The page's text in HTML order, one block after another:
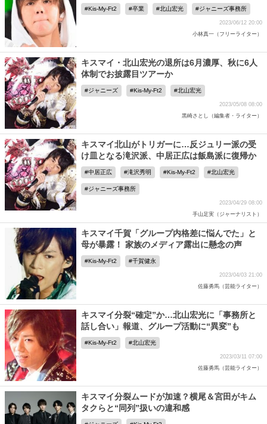
Kis-My-Ft2 卒業 北山宏光 ジャニーズ事務所
2023/06/12 20:00
小林真一（フリーライター）
キスマイ・北山宏光の退所は6月濃厚、秋に6人
体制でお披露目ツアーか
ジャニーズ Kis-My-Ft2 北山宏光
2023/05/08 08:00
黒崎さとし（編集者・ライター）
キスマイ北山がトリガーに…反ジュリー派の受
け皿となる滝沢派、中居正広は飯島派に復帰か
中居正広 滝沢秀明 Kis-My-Ft2 北山宏光
ジャニーズ事務所
2023/04/29 08:00
手山足実（ジャーナリスト）
キスマイ千賀「グループ内格差に悩んでた」と
母が暴露！ 家族のメディア露出に懸念の声
Kis-My-Ft2 千賀健永
2023/04/03 21:00
佐藤勇馬（芸能ライター）
キスマイ分裂“確定”か…北山宏光に「事務所と
話し合い」報道、グループ活動に“異変”も
Kis-My-Ft2 北山宏光
2023/03/11 07:00
佐藤勇馬（芸能ライター）
キスマイ分裂ムードが加速？横尾＆宮田がキム
タクらと“同列”扱いの違和感